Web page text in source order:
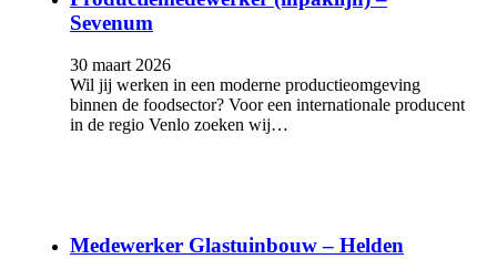
Sevenum
30 maart 2026
Wil jij werken in een moderne productieomgeving
binnen de foodsector? Voor een internationale producent
in de regio Venlo zoeken wij…
Medewerker Glastuinbouw – Helden